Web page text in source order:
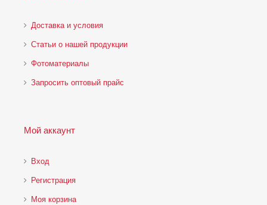
Доставка и условия
Статьи о нашей продукции
Фотоматериалы
Запросить оптовый прайс
Мой аккаунт
Вход
Регистрация
Моя корзина